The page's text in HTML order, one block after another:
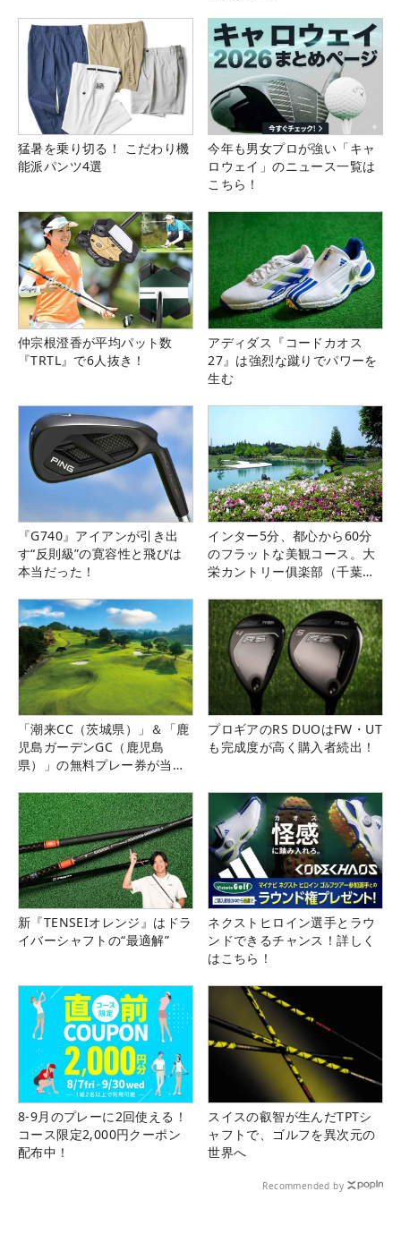
猛暑を乗り切る！ こだわり機
能派パンツ4選
今年も男女プロが強い「キャ
ロウェイ」のニュース一覧は
こちら！
仲宗根澄香が平均パット数
『TRTL』で6人抜き！
アディダス『コードカオス
27』は強烈な蹴りでパワーを
生む
『G740』アイアンが引き出
す“反則級”の寛容性と飛びは
本当だった！
インター5分、都心から60分
のフラットな美観コース。大
栄カントリー俱楽部（千葉
「潮来CC（茨城県）」＆「鹿
児島ガーデンGC（鹿児島
県）」の無料プレー券が当た
プロギアのRS DUOはFW・UT
も完成度が高く購入者続出！
新『TENSEIオレンジ』はドラ
イバーシャフトの“最適解”
ネクストヒロイン選手とラウ
ンドできるチャンス！詳しく
はこちら！
8-9月のプレーに2回使える！
コース限定2,000円クーポン
配布中！
スイスの叡智が生んだTPTシ
ャフトで、ゴルフを異次元の
世界へ
Recommended by